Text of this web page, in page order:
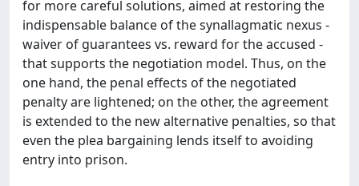
for more careful solutions, aimed at restoring the
indispensable balance of the synallagmatic nexus -
waiver of guarantees vs. reward for the accused -
that supports the negotiation model. Thus, on the
one hand, the penal effects of the negotiated
penalty are lightened; on the other, the agreement
is extended to the new alternative penalties, so that
even the plea bargaining lends itself to avoiding
entry into prison.